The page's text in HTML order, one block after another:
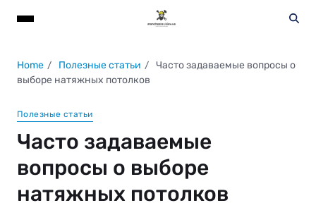
Home Полезные статьи
Часто задаваемые вопросы о
выборе натяжных потолков
Полезные статьи
Часто задаваемые
вопросы о выборе
натяжных потолков